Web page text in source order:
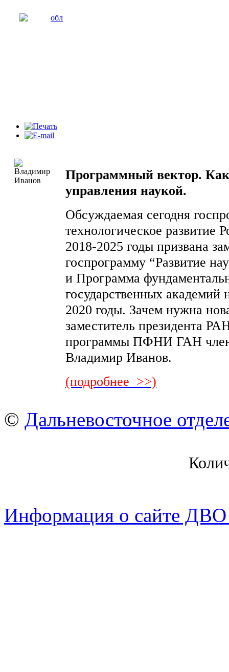
Программный вектор.
управления наукой.
Обсуждаемая сегодня
технологическое развитие
2018-2025 годы призвана
госпрограмму “Развитие
и Программа
государственных
2020 годы. Зачем нужна
заместитель президента
программы ПФНИ ГАН
Владимир Иванов.
(подробнее >>)
© Дальневосточное
Информация о сайте